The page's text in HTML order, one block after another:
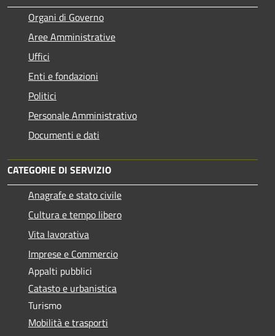
Organi di Governo
Aree Amministrative
Uffici
Enti e fondazioni
Politici
Personale Amministrativo
Documenti e dati
CATEGORIE DI SERVIZIO
Anagrafe e stato civile
Cultura e tempo libero
Vita lavorativa
Imprese e Commercio
Appalti pubblici
Catasto e urbanistica
Turismo
Mobilità e trasporti